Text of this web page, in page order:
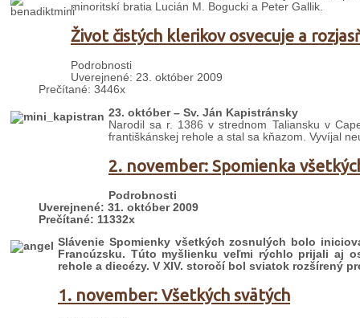
minoritskí bratia Lucián M. Bogucki a Peter Gallik.
Život čistých klerikov osvecuje a
Podrobnosti
Uverejnené: 23. október 2009
Prečítané: 3446x
23. október – Sv. Ján Kapistránsky
Narodil sa r. 1386 v strednom Taliansku v
františkánskej rehole a stal sa kňazom. Vyvíjal
2. november: Spomienka
Podrobnosti
Uverejnené: 31. október 2009
Prečítané: 11332x
Slávenie Spomienky všetkých zosnulých bolo
Francúzsku. Túto myšlienku veľmi rýchlo prijali aj
rehole a diecézy. V XIV. storočí bol sviatok rozšírený
1. november: Všetkých svätých